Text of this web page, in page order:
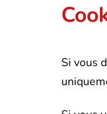
Si vous